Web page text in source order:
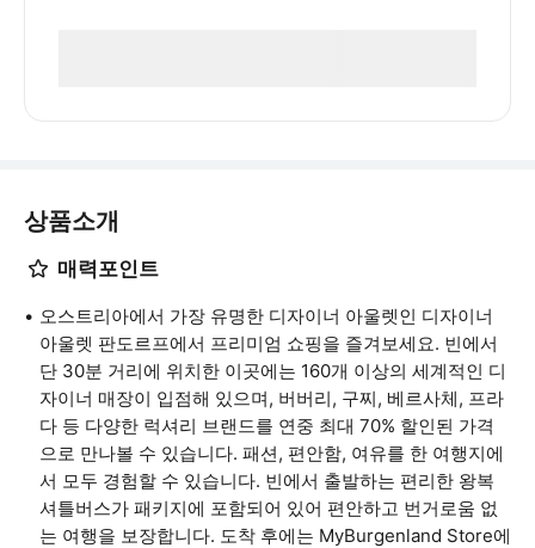
상품소개
매력포인트
오스트리아에서 가장 유명한 디자이너 아울렛인 디자이너
아울렛 판도르프에서 프리미엄 쇼핑을 즐겨보세요. 빈에서
단 30분 거리에 위치한 이곳에는 160개 이상의 세계적인 디
자이너 매장이 입점해 있으며, 버버리, 구찌, 베르사체, 프라
다 등 다양한 럭셔리 브랜드를 연중 최대 70% 할인된 가격
으로 만나볼 수 있습니다. 패션, 편안함, 여유를 한 여행지에
서 모두 경험할 수 있습니다. 빈에서 출발하는 편리한 왕복
셔틀버스가 패키지에 포함되어 있어 편안하고 번거로움 없
는 여행을 보장합니다. 도착 후에는 MyBurgenland Store에